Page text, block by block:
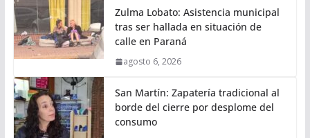
Zulma Lobato: Asistencia municipal
tras ser hallada en situación de
calle en Paraná
agosto 6, 2026
San Martín: Zapatería tradicional al
borde del cierre por desplome del
consumo